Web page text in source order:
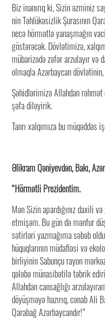
Biz inanırıq ki, Sizin əzminiz
nin Təhlükəsizlik Şurasının
necə hörmətlə yanaşmağın
göstərəcək. Dövlətimizə,
mübarizədə zəfər arzulayır və
olmaqla Azərbaycan dövlətinin,
Şəhidlərimizə Allahdan
şəfa diləyirik.
Tanrı xalqımıza bu müqəddəs
Əlikram Qəniyevdən, Bakı,
“Hörmətli Prezidentim.
Mən Sizin apardığınız daxili
etmişəm. Bu gün də mənfur
sətirləri yazmağıma səbəb
hüquqlarının müdafiəsi və
birliyinin Sabunçu rayon
qələbə münasibətilə təbrik
Allahdan cansağlığı
döyüşməyə hazırıq, cənab Ali
Qarabağ Azərbaycandır!”